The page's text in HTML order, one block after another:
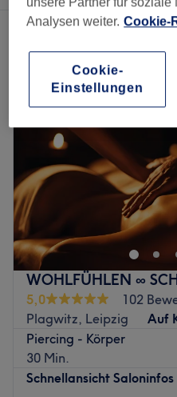
Ein Salon, der anbietet: laser-
WOHLFÜHLEN ∞
5,0
102
Plagwitz, Leipzig
Auf
Piercing - Körper
30 Min.
Schnellansicht Saloninfos
Analysen weiter. Cookie-
Cookie-
Einstellungen